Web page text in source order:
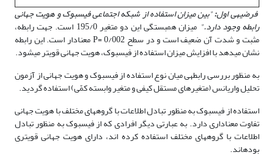
فرضیه­ی اول:"بین میزان استفاده از شبکه­ اجتماعی فیس­بوک و هویت جهانی
رابطه وجود دارد." میزان همبستگی این دو متغیر 195/0 است. جهت رابطه­،
مثبت و شدت آن ضعیف است و در سطح P= 0/002 معنادار است. این رابطه
نشان می­دهد با افزایش میزان استفاده از فیس­بوک، هویت جهانی قوی­تر می­شود.
به منظور بررسی رابطه­ی میان نوع استفاده از فیس­بوک و هویت جهانی از آزمون
تحلیل واریانس (متغیرهای مستقل کیفی و متغیر وابسته کمّی) استفاده گردید.
استفاده از فیس­بوک به منظور تبادل اطلاعات با گروه­های مختلف با هویت جهانی
تفاوت معناداری دارد. به عبارتی دیگر افرادی که از فیس­بوک به منظور تبادل
اطلاعات با گروه­های مختلف استفاده کرده اند، دارای هویت جهانی قوی­تری
بوده­اند.